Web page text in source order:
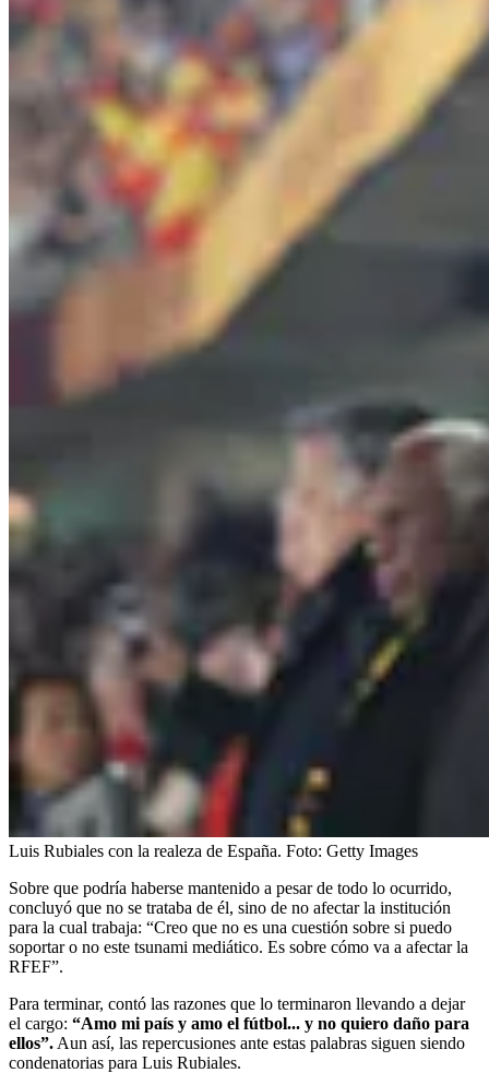
Luis Rubiales con la realeza de España. Foto: Getty Images
Sobre que podría haberse mantenido a pesar de todo lo ocurrido,
concluyó que no se trataba de él, sino de no afectar la institución
para la cual trabaja: “Creo que no es una cuestión sobre si puedo
soportar o no este tsunami mediático. Es sobre cómo va a afectar la
RFEF”.
Para terminar, contó las razones que lo terminaron llevando a dejar
el cargo: “Amo mi país y amo el fútbol... y no quiero daño para
ellos”. Aun así, las repercusiones ante estas palabras siguen siendo
condenatorias para Luis Rubiales.